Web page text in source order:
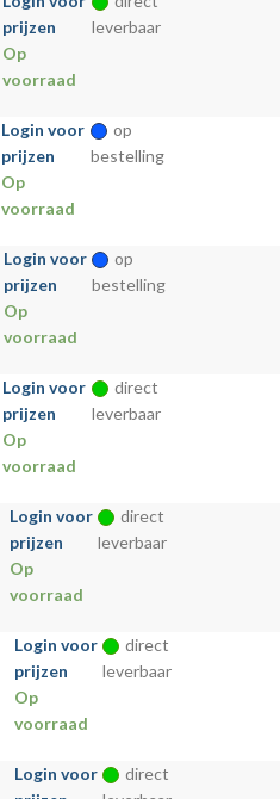
prijzen
Op
voorraad
leverbaar
Login voor
prijzen
Op
voorraad
op
bestelling
Login voor
prijzen
Op
voorraad
op
bestelling
Login voor
prijzen
Op
voorraad
direct
leverbaar
Login voor
prijzen
Op
voorraad
direct
leverbaar
Login voor
prijzen
Op
voorraad
direct
leverbaar
Login voor
direct